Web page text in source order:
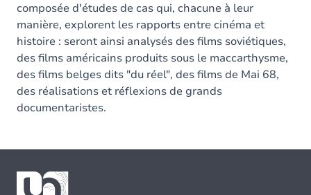
composée d'études de cas qui, chacune à leur
manière, explorent les rapports entre cinéma et
histoire : seront ainsi analysés des films soviétiques,
des films américains produits sous le maccarthysme,
des films belges dits "du réel", des films de Mai 68,
des réalisations et réflexions de grands
documentaristes.